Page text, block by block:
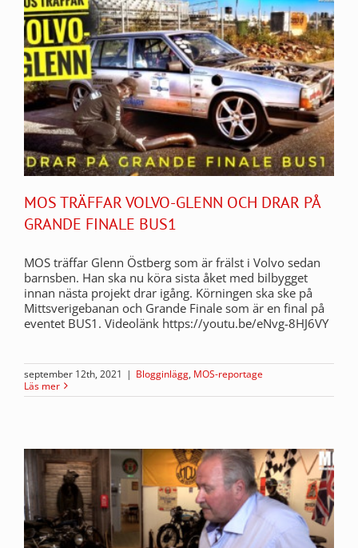
MOS TRÄFFAR VOLVO-GLENN OCH DRAR PÅ
GRANDE FINALE BUS1
MOS träffar Glenn Östberg som är frälst i Volvo sedan
barnsben. Han ska nu köra sista åket med bilbygget
innan nästa projekt drar igång. Körningen ska ske på
Mittsverigebanan och Grande Finale som är en final på
eventet BUS1. Videolänk https://youtu.be/eNvg-8HJ6VY
september 12th, 2021 | Blogginlägg, MOS-reportage
Läs mer